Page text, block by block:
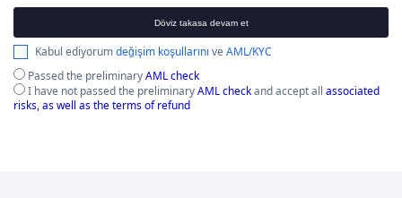
Döviz takasa devam et
Kabul ediyorumdeğişim koşullarınıveAML/KYC
Passed the preliminaryAML check
I have not passed the preliminaryAML checkand accept all associated
risks, as well as the terms of refund